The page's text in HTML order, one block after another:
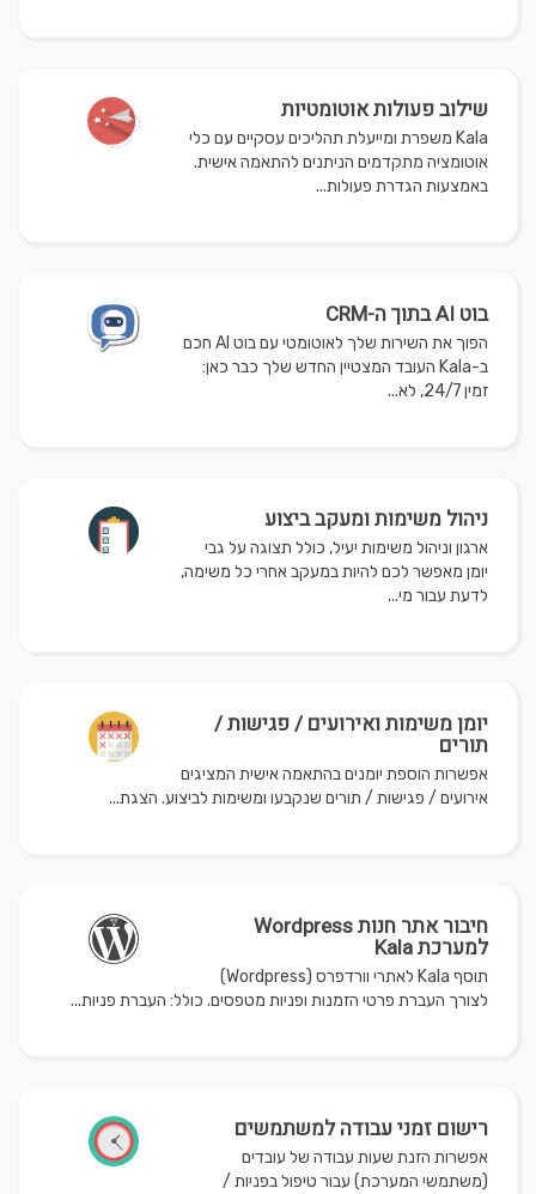
שילוב פעולות אוטומטיות
Kala משפרת ומייעלת תהליכים עסקיים עם כלי
אוטומציה מתקדמים הניתנים להתאמה אישית.
באמצעות הגדרת פעולות...
בוט AI בתוך ה-CRM
הפוך את השירות שלך לאוטומטי עם בוט AI חכם
ב-Kala העובד המצטיין החדש שלך כבר כאן:
זמין 24/7, לא...
ניהול משימות ומעקב ביצוע
ארגון וניהול משימות יעיל, כולל תצוגה על גבי
יומן מאפשר לכם להיות במעקב אחרי כל משימה,
לדעת עבור מי...
יומן משימות ואירועים / פגישות /
תורים
אפשרות הוספת יומנים בהתאמה אישית המציגים
אירועים / פגישות / תורים שנקבעו ומשימות לביצוע. הצגת...
חיבור אתר חנות Wordpress
למערכת Kala
תוסף Kala לאתרי וורדפרס (Wordpress)
לצורך העברת פרטי הזמנות ופניות מטפסים. כולל: העברת פניות...
רישום זמני עבודה למשתמשים
אפשרות הזנת שעות עבודה של עובדים
(משתמשי המערכת) עבור טיפול בפניות /